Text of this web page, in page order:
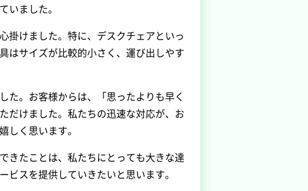
いました。
掛けました。特に、デスクチェアといっ
はサイズが比較的小さく、運び出しやす
た。お客様からは、「思ったよりも早く
だけました。私たちの迅速な対応が、お
く思います。
きたことは、私たちにとっても大きな達
スを提供していきたいと思います。